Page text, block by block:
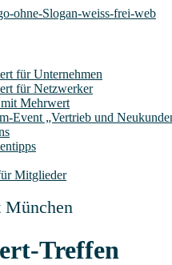
für Unternehmen
für Netzwerker
Mehrwert
Event „Ver­trieb und
Mitglieder
Tref­fen